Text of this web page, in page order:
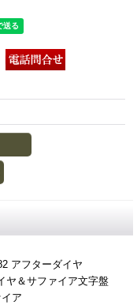
アフターダイヤ
ヤ＆サファイア文字盤
ア